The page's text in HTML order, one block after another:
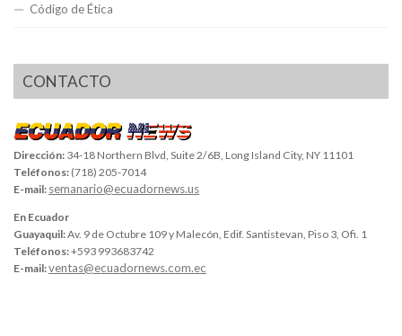
Código de Ética
CONTACTO
Dirección: 34-18 Northern Blvd, Suite 2/6B, Long Island City, NY 11101
Teléfonos: (718) 205-7014
E-mail: semanario@ecuadornews.us
En Ecuador
Guayaquil:Av. 9 de Octubre 109 y Malecón, Edif. Santistevan, Piso 3, Ofi. 1
Teléfonos:+593 993683742
E-mail:ventas@ecuadornews.com.ec